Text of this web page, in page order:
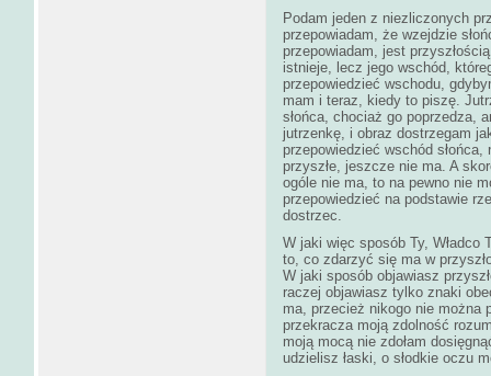
Podam jeden z niezliczonych
przepowiadam, że wzejdzie
przepowiadam, jest
istnieje, lecz jego wschód,
przepowiedzieć wschodu,
mam i teraz, kiedy to piszę.
słońca, chociaż go poprzedza,
jutrzenkę, i obraz dostrzegam
przepowiedzieć wschód
przyszłe, jeszcze nie ma. A
ogóle nie ma, to na pewno nie
przepowiedzieć na podstawie
dostrzec.
W jaki więc sposób Ty, Władco
to, co zdarzyć się ma w
W jaki sposób objawiasz
raczej objawiasz tylko znaki
ma, przecież nikogo nie można
przekracza moją zdolność
moją mocą nie zdołam
udzielisz łaski, o słodkie oczu